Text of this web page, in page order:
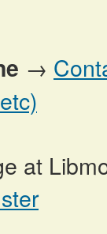
→
at